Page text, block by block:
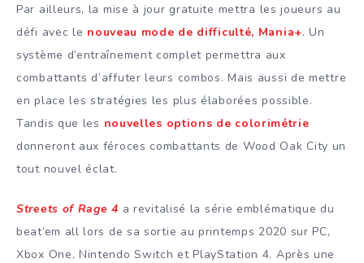
Par ailleurs, la mise à jour gratuite mettra les joueurs au
défi avec le nouveau mode de difficulté, Mania+. Un
système d’entraînement complet permettra aux
combattants d’affuter leurs combos. Mais aussi de mettre
en place les stratégies les plus élaborées possible.
Tandis que les nouvelles options de colorimétrie
donneront aux féroces combattants de Wood Oak City un
tout nouvel éclat.
Streets of Rage 4 a revitalisé la série emblématique du
beat’em all lors de sa sortie au printemps 2020 sur PC,
Xbox One, Nintendo Switch et PlayStation 4. Après une